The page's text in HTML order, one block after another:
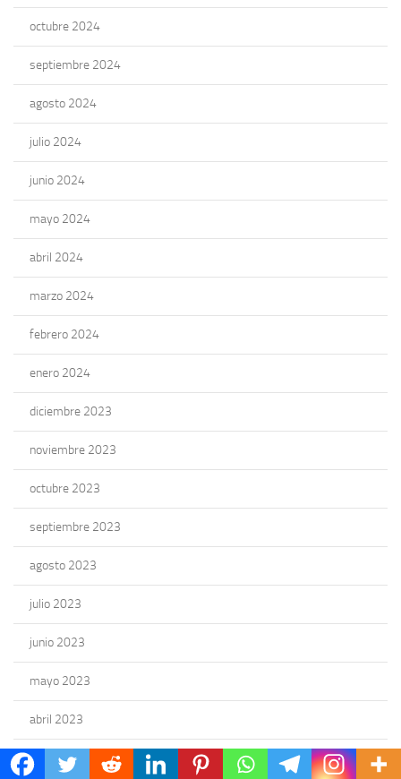
octubre 2024
septiembre 2024
agosto 2024
julio 2024
junio 2024
mayo 2024
abril 2024
marzo 2024
febrero 2024
enero 2024
diciembre 2023
noviembre 2023
octubre 2023
septiembre 2023
agosto 2023
julio 2023
junio 2023
mayo 2023
abril 2023
marzo 2023